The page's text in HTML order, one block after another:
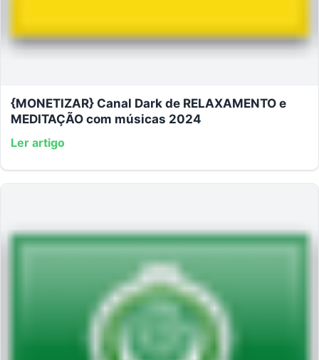
{MONETIZAR} Canal Dark de RELAXAMENTO e
MEDITAÇÃO com músicas 2024
Ler artigo